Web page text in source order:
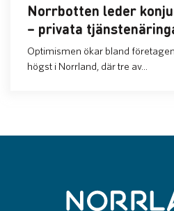
Norrbotten leder
– privata
Optimismen ökar bland
högst i Norrland, där tre av...